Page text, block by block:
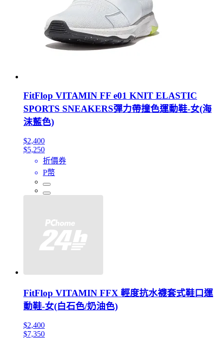
FitFlop VITAMIN FF e01 KNIT ELASTIC
SPORTS SNEAKERS彈力帶撞色運動鞋-女(海
沫藍色)
$2,400
$5,250
折價券
P幣
FitFlop VITAMIN FFX 輕度抗水襪套式鞋口運
動鞋-女(白石色/奶油色)
$2,400
$7,350